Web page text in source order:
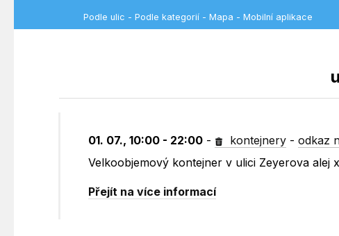
Podle ulic - Podle kategorií - Mapa - Mobilní aplikace
01. 07., 10:00 - 22:00 - kontejnery -odkaz
Velkoobjemový kontejner v ulici Zeyerova alej
Přejít na více informací